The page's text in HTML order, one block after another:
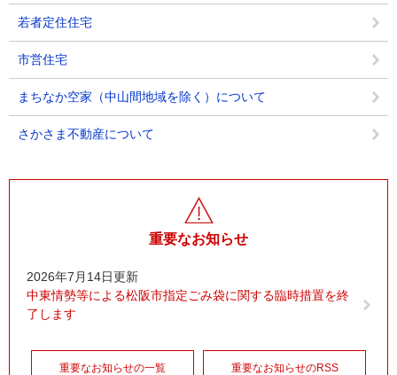
若者定住住宅
市営住宅
まちなか空家（中山間地域を除く）について
さかさま不動産について
重要なお知らせ
2026年7月14日更新
中東情勢等による松阪市指定ごみ袋に関する臨時措置を終
了します
重要なお知らせの一覧 重要なお知らせのRSS